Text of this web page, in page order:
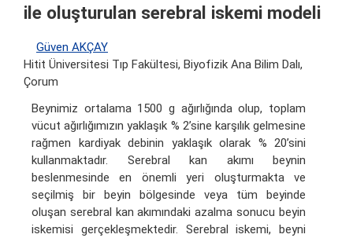
ile oluşturulan serebral iskemi modeli
Güven AKÇAY
Hitit Üniversitesi Tıp Fakültesi, Biyofizik Ana Bilim Dalı,
Çorum
Beynimiz ortalama 1500 g ağırlığında olup, toplam
vücut ağırlığımızın yaklaşık % 2’sine karşılık gelmesine
rağmen kardiyak debinin yaklaşık olarak % 20’sini
kullanmaktadır. Serebral kan akımı beynin
beslenmesinde en önemli yeri oluşturmakta ve
seçilmiş bir beyin bölgesinde veya tüm beyinde
oluşan serebral kan akımındaki azalma sonucu beyin
iskemisi gerçekleşmektedir. Serebral iskemi, beyni